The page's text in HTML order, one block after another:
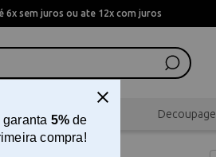
6x sem juros ou ate 12x com juros
Scrapbook Decoupage
garanta 5%de
compra!